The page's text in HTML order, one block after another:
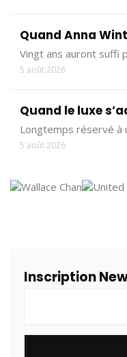
Quand Anna
Vingt ans auront suffi
5 août 2026
Quand le luxe
Longtemps réservé à
5 août 2026
Inscription